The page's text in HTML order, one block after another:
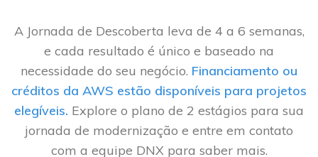
A Jornada de Descoberta leva de 4 a 6 semanas,
e cada resultado é único e baseado na
necessidade do seu negócio. Financiamento ou
créditos da AWS estão disponíveis para projetos
elegíveis. Explore o plano de 2 estágios para sua
jornada de modernização e entre em contato
com a equipe DNX para saber mais.